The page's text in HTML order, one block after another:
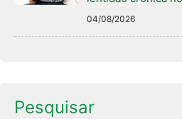
04/08/2026
Pesquisar